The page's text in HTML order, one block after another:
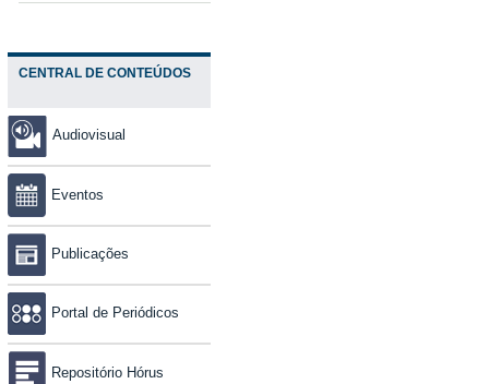
CENTRAL DE CONTEÚDOS
Audiovisual
Eventos
Publicações
Portal de Periódicos
Repositório Hórus